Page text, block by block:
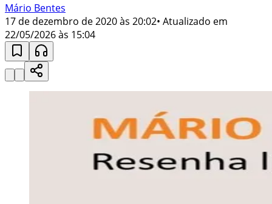
Mário Bentes
17 de dezembro de 2020 às 20:02• Atualizado em
22/05/2026 às 15:04